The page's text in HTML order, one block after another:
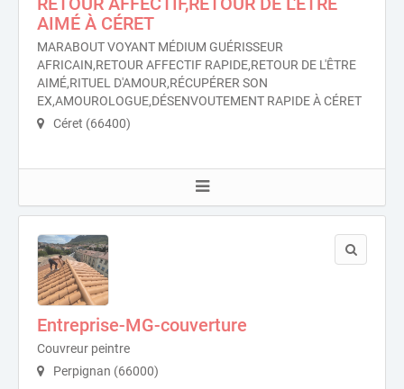
AIMÉ À CÉRET
MARABOUT VOYANT MÉDIUM GUÉRISSEUR
AFRICAIN,RETOUR AFFECTIF RAPIDE,RETOUR DE L'ÊTRE
AIMÉ,RITUEL D'AMOUR,RÉCUPÉRER SON
EX,AMOUROLOGUE,DÉSENVOUTEMENT RAPIDE À CÉRET
Céret (66400)
Entreprise-MG-couverture
Couvreur peintre
Perpignan (66000)